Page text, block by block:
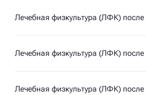
Лечебная физкультура (ЛФК) после
Лечебная физкультура (ЛФК) после
Лечебная физкультура (ЛФК)